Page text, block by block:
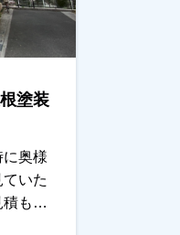
無料で
お待
塗装
奥様
いた
もり
一番